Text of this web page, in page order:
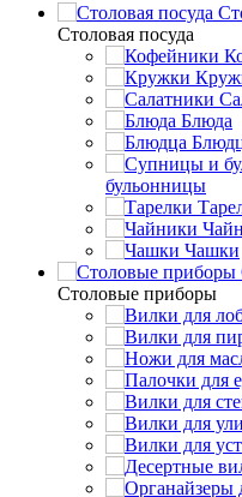
Столовая посуда
Блюда
бульонницы
Чашки
Cтоловые приборы